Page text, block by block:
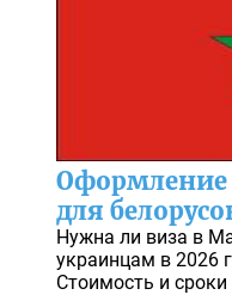
для
Нужна ли виза в
украинцам в 2026
Стоимость и